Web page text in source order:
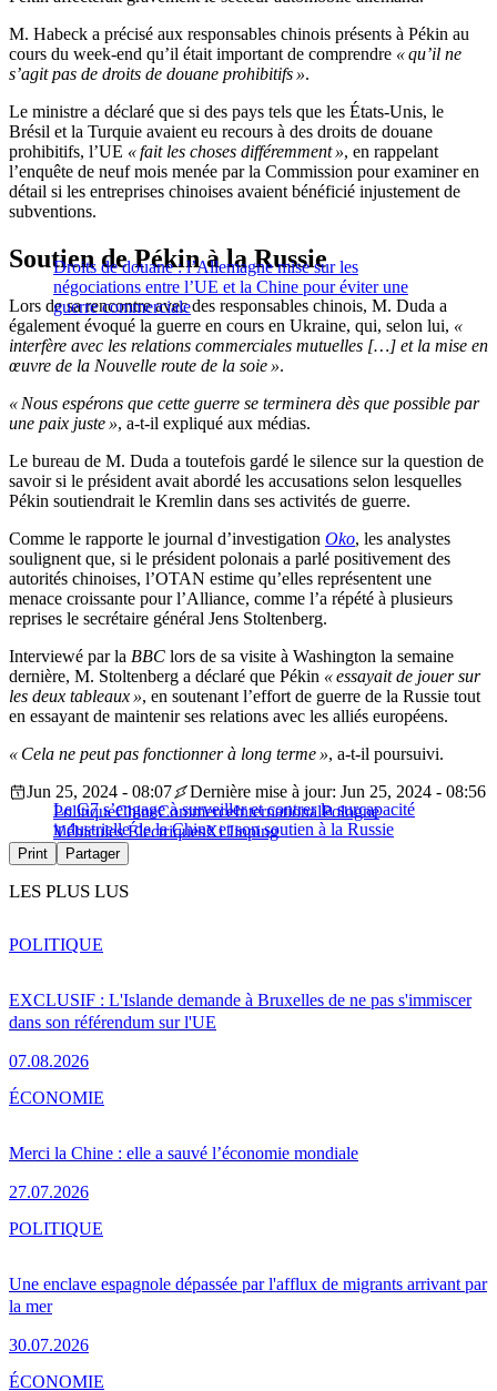
M. Habeck a précisé aux responsables chinois présents à Pékin au
cours du week-end qu’il était important de comprendre « qu’il ne
s’agit pas de droits de douane prohibitifs ».
Le ministre a déclaré que si des pays tels que les États-Unis, le
Brésil et la Turquie avaient eu recours à des droits de douane
prohibitifs, l’UE « fait les choses différemment », en rappelant
l’enquête de neuf mois menée par la Commission pour examiner en
détail si les entreprises chinoises avaient bénéficié injustement de
subventions.
Droits de douane : l’Allemagne mise sur les
négociations entre l’UE et la Chine pour éviter une
guerre commerciale
Soutien de Pékin à la Russie
Lors de sa rencontre avec des responsables chinois, M. Duda a
également évoqué la guerre en cours en Ukraine, qui, selon lui, «
interfère avec les relations commerciales mutuelles […] et la mise en
œuvre de la Nouvelle route de la soie ».
« Nous espérons que cette guerre se terminera dès que possible par
une paix juste », a-t-il expliqué aux médias.
Le bureau de M. Duda a toutefois gardé le silence sur la question de
savoir si le président avait abordé les accusations selon lesquelles
Pékin soutiendrait le Kremlin dans ses activités de guerre.
Comme le rapporte le journal d’investigation Oko, les analystes
soulignent que, si le président polonais a parlé positivement des
autorités chinoises, l’OTAN estime qu’elles représentent une
menace croissante pour l’Alliance, comme l’a répété à plusieurs
reprises le secrétaire général Jens Stoltenberg.
Interviewé par la BBC lors de sa visite à Washington la semaine
dernière, M. Stoltenberg a déclaré que Pékin « essayait de jouer sur
les deux tableaux », en soutenant l’effort de guerre de la Russie tout
en essayant de maintenir ses relations avec les alliés européens.
« Cela ne peut pas fonctionner à long terme », a-t-il poursuivi.
Le G7 s’engage à surveiller et contrer la surcapacité
industrielle de la Chine et son soutien à la Russie
Jun 25, 2024 - 08:07
Dernière mise à jour: Jun 25, 2024 - 08:56
PolitiqueChineCommerceInternationalPologne
Véhicules ÉlectriquesXi Jinping
Print Partager
LES PLUS LUS
EXCLUSIF : L'Islande demande à Bruxelles de ne pas s'immiscer
dans son référendum sur l'UE
07.08.2026
POLITIQUE
Merci la Chine : elle a sauvé l’économie mondiale
27.07.2026
ÉCONOMIE
Une enclave espagnole dépassée par l'afflux de migrants arrivant par
la mer
30.07.2026
POLITIQUE
ÉCONOMIE